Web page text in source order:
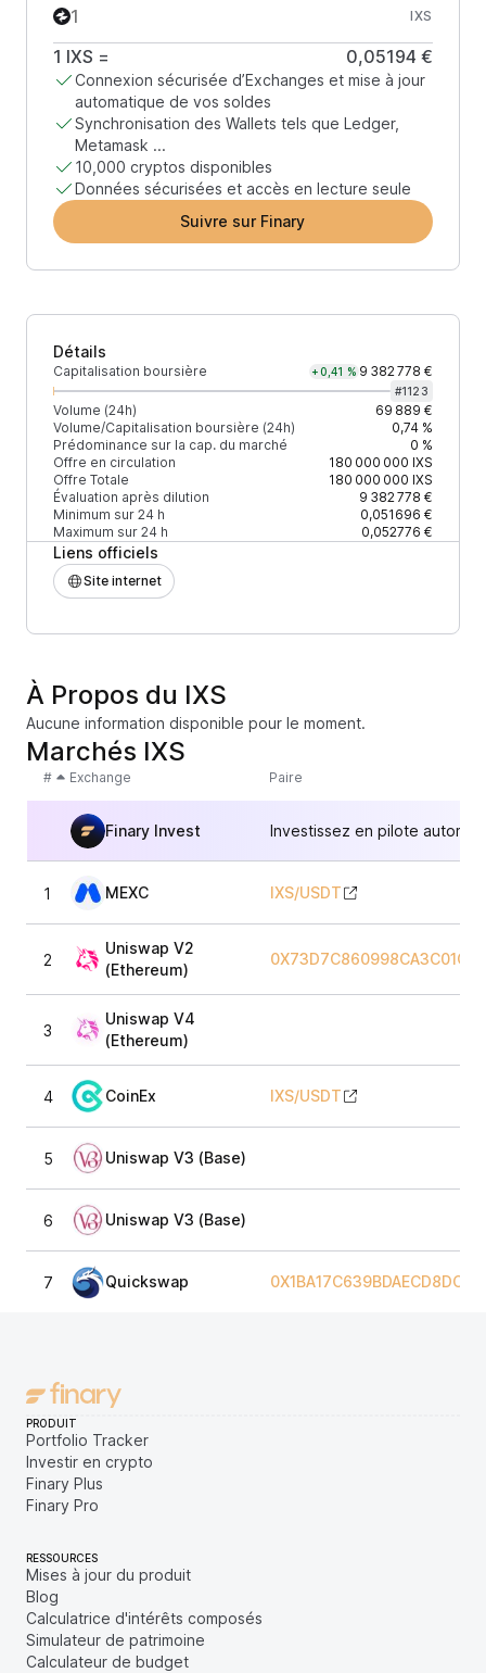
IXS
1 IXS = 0,05194 €
Connexion sécurisée d’Exchanges et mise à jour
automatique de vos soldes
Synchronisation des Wallets tels que Ledger,
Metamask ...
10,000 cryptos disponibles
Données sécurisées et accès en lecture seule
Suivre sur Finary
Détails
Capitalisation boursière +0,41 % 9 382 778 €
#1123
Volume (24h)
69 889 €
Volume/Capitalisation boursière (24h)
0,74 %
Prédominance sur la cap. du marché
0 %
Offre en circulation
180 000 000 IXS
Offre Totale
180 000 000 IXS
Évaluation après dilution
9 382 778 €
Minimum sur 24 h
0,051696 €
Maximum sur 24 h
0,052776 €
Liens officiels
Site internet
À Propos du IXS
Aucune information disponible pour le moment.
Marchés IXS
# Exchange Paire
Finary Invest Investissez en pilote
1 MEXC IXS/USDT
2
Uniswap V2
(Ethereum)
3
Uniswap V4
(Ethereum)
4 CoinEx IXS/USDT
5 Uniswap V3 (Base)
6 Uniswap V3 (Base)
7 Quickswap
PRODUIT
Portfolio Tracker
Investir en crypto
Finary Plus
Finary Pro
RESSOURCES
Mises à jour du produit
Blog
Calculatrice d'intérêts composés
Simulateur de patrimoine
Calculateur de budget